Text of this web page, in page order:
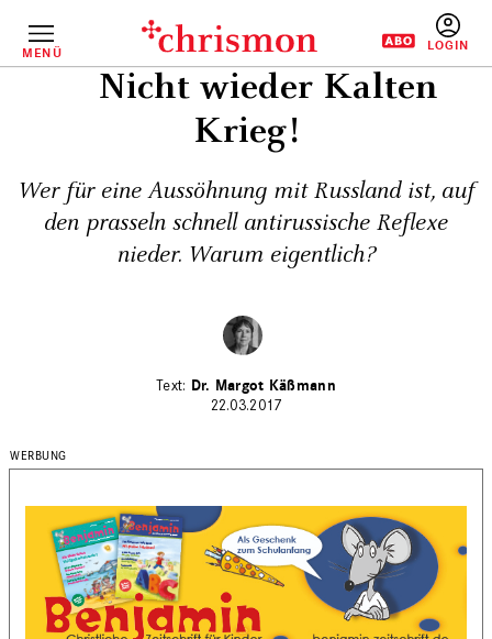
InhaltMENÜ
Nicht wieder Kalten
Krieg!
Wer für eine Aussöhnung mit Russland ist, auf
den prasseln schnell antirussische Reflexe
nieder. Warum eigentlich?
Dr. Margot Käßmann
22.03.2017